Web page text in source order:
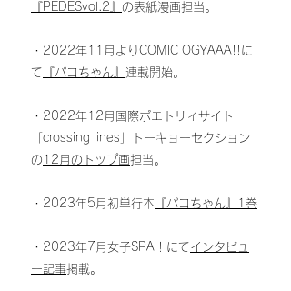
『PEDESvol.2』 の表紙漫画担当。
・2022年11月よりCOMIC OGYAAA!! に
て
『パコちゃん』​ 連載開始。
・2022年12月国際ポエトリィサイト
「crossing lines 」トーキョーセクション
の 12月のトップ画担当。
​・2023年5月初単行本 『パコちゃん』1巻
・2023年7月 女子SPA！にて インタビュ
ー記事掲載。